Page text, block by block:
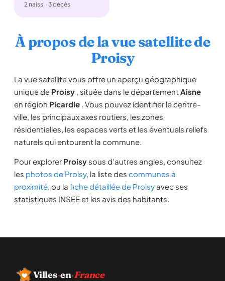
2 naiss. · 3 décès
À propos de la vue satellite de
Proisy
La vue satellite vous offre un aperçu géographique
unique de Proisy , située dans le département Aisne
en région Picardie . Vous pouvez identifier le centre-
ville, les principaux axes routiers, les zones
résidentielles, les espaces verts et les éventuels reliefs
naturels qui entourent la commune.
Pour explorer Proisy sous d'autres angles, consultez
les photos de Proisy, la liste des communes à
proximité, ou la fiche détaillée de Proisy avec ses
statistiques INSEE et les avis des habitants.
Villes·en·France